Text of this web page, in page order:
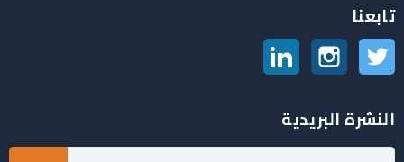
تابعنا
تويتر انستغرام
النشرة البريدية